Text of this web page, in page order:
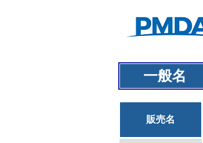
一般名
販売名